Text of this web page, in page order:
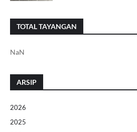
TOTAL TAYANGAN
NaN
ARSIP
2026
2025